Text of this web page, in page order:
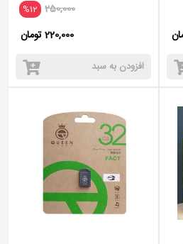
%12 250,000
220,000 تومان
افزودن به سبد